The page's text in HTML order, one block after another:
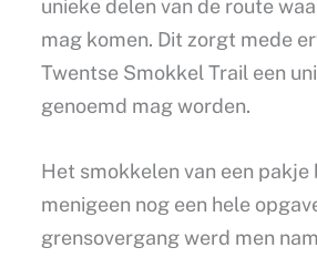
unieke delen van de route
mag komen. Dit zorgt mede
Twentse Smokkel Trail een
genoemd mag worden.
Het smokkelen van een pakje
menigeen nog een hele
grensovergang werd men